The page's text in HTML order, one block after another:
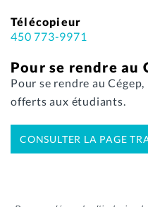
Télécopieur
450 773-9971
Pour se rendre au
Pour se rendre au
offerts aux étudiants.
CONSULTER LA PAGE